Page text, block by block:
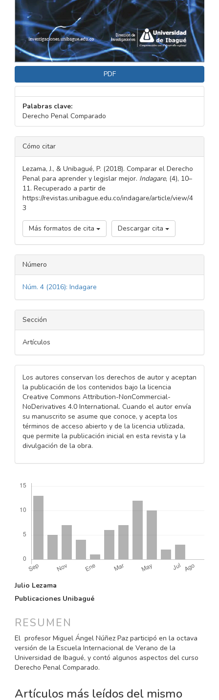
PDF
Palabras clave:
Derecho Penal Comparado
DETALLES
DEL
ARTÍCULO
Cómo citar
Lezama, J., & Unibagué, P. (2018). Comparar el Derecho
Penal para aprender y legislar mejor. Indagare, (4), 10–
11. Recuperado a partir de
https://revistas.unibague.edu.co/indagare/article/view/4
3
Más formatos de cita Descargar cita
Número
Núm. 4 (2016): Indagare
Sección
Artículos
Los autores conservan los derechos de autor y aceptan
la publicación de los contenidos bajo la licencia
Creative Commons Attribution-NonCommercial-
NoDerivatives 4.0 International. Cuando el autor envía
su manuscrito se asume que conoce, y acepta los
términos de acceso abierto y de la licencia utilizada,
que permite la publicación inicial en esta revista y la
divulgación de la obra.
CONTENIDO
PRINCIPAL
ARTÍCULO
Julio Lezama
Publicaciones Unibagué
RESUMEN
El profesor Miguel Ángel Núñez Paz participó en la octava
versión de la Escuela Internacional de Verano de la
Universidad de Ibagué, y contó algunos aspectos del curso
Derecho Penal Comparado.
Artículos más leídos del mismo